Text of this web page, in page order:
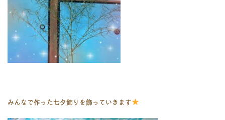
みんなで作った七夕飾りを飾っていきます